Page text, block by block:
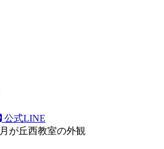
公式LINE